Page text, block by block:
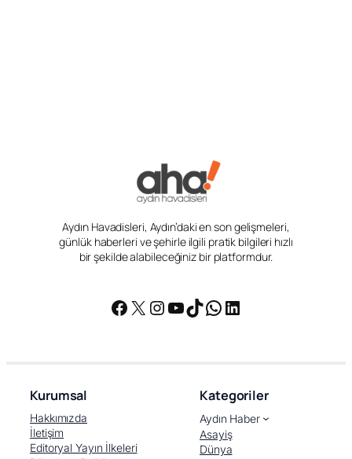
Aydın Havadisleri, Aydın’daki en son gelişmeleri,
günlük haberleri ve şehirle ilgili pratik bilgileri hızlı
bir şekilde alabileceğiniz bir platformdur.
Facebook
X Instagram
YouTube
TikTok
WhatsApp
LinkedIn
Kurumsal
Hakkımızda
İletişim
Editoryal Yayın İlkeleri
Kategoriler
Aydın Haber
Asayiş
Dünya